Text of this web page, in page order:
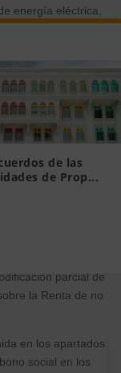
energía eléctrica,
Múltiples
del punto de
o no haya ningún
caso de que haya un
parcial de
la Renta de no
en los apartados
social en los
de las
de Prop...